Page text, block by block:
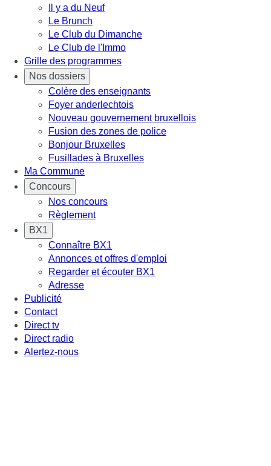
Il y a du Neuf
Le Brunch
Le Club du Dimanche
Le Club de l'Immo
Grille des programmes
Nos dossiers
Colère des enseignants
Foyer anderlechtois
Nouveau gouvernement bruxellois
Fusion des zones de police
Bonjour Bruxelles
Fusillades à Bruxelles
Ma Commune
Concours
Nos concours
Règlement
BX1
Connaître BX1
Annonces et offres d'emploi
Regarder et écouter BX1
Adresse
Publicité
Contact
Direct tv
Direct radio
Alertez-nous